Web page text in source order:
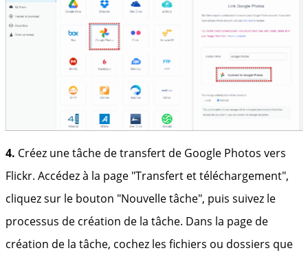
4. Créez une tâche de transfert de Google Photos vers
Flickr. Accédez à la page "Transfert et téléchargement",
cliquez sur le bouton "Nouvelle tâche", puis suivez le
processus de création de la tâche. Dans la page de
création de la tâche, cochez les fichiers ou dossiers que